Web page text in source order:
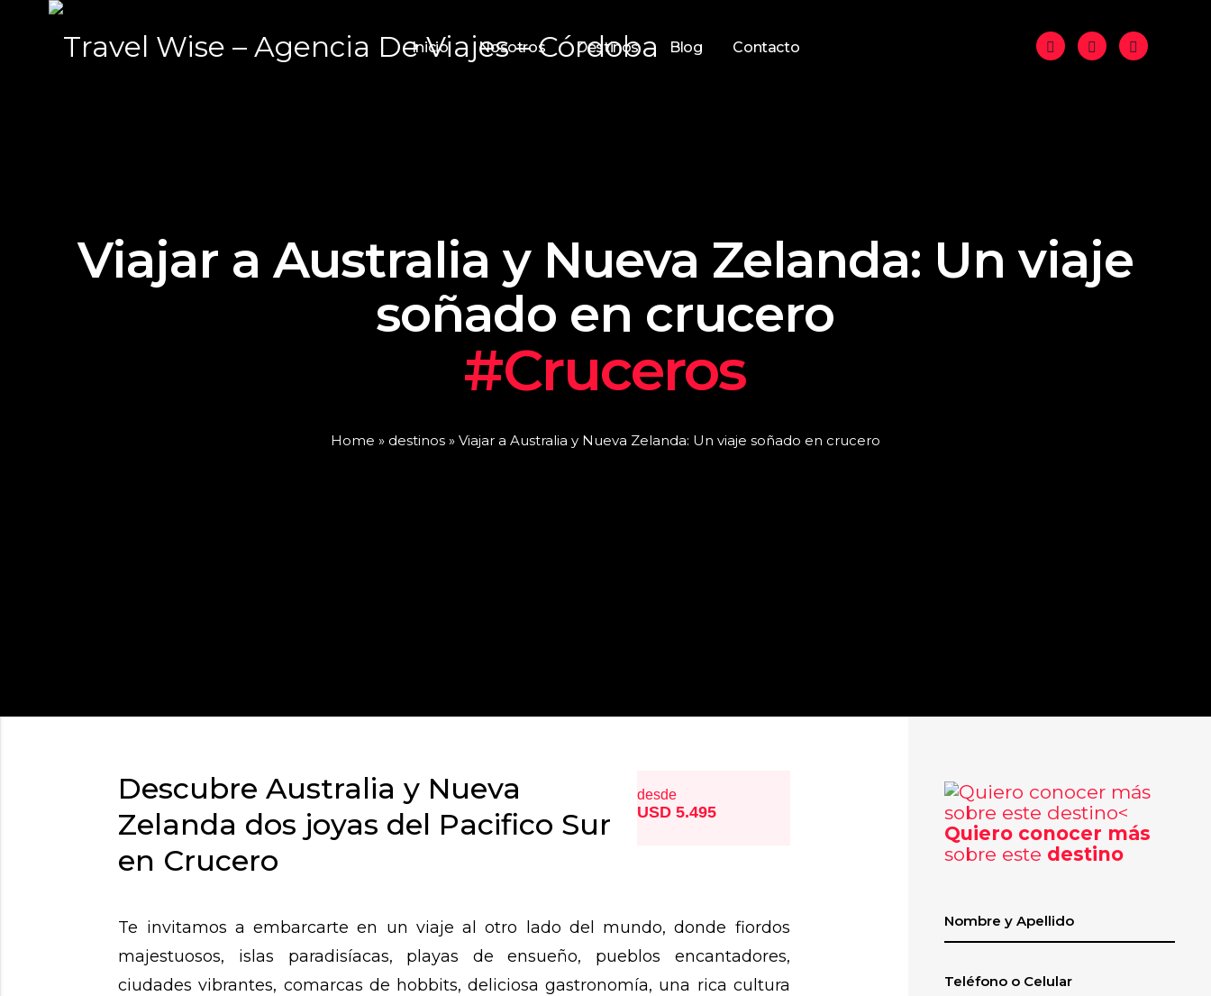
Inicio Nosotros Destinos Blog Contacto
Viajar a Australia y Nueva Zelanda: Un viaje
soñado en crucero
#Cruceros
Home » destinos» Viajar a Australia y Nueva Zelanda: Un viaje soñado en crucero
Quiero conocer más
sobre este destino
Descubre Australia y Nueva
Zelanda dos joyas del Pacifico Sur
en Crucero
desde
USD 5.495
Te invitamos a embarcarte en un viaje al otro lado del mundo, donde fiordos
majestuosos, islas paradisíacas, playas de ensueño, pueblos encantadores,
ciudades vibrantes, comarcas de hobbits, deliciosa gastronomía, una rica cultura